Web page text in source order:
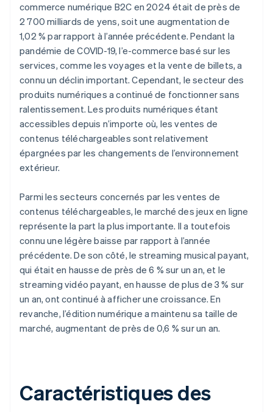
commerce numérique B2C en 2024 était de près de
2 700 milliards de yens, soit une augmentation de
1,02 % par rapport à l’année précédente. Pendant la
pandémie de COVID-19, l’e-commerce basé sur les
services, comme les voyages et la vente de billets, a
connu un déclin important. Cependant, le secteur des
produits numériques a continué de fonctionner sans
ralentissement. Les produits numériques étant
accessibles depuis n’importe où, les ventes de
contenus téléchargeables sont relativement
épargnées par les changements de l’environnement
extérieur.
Parmi les secteurs concernés par les ventes de
contenus téléchargeables, le marché des jeux en ligne
représente la part la plus importante. Il a toutefois
connu une légère baisse par rapport à l’année
précédente. De son côté, le streaming musical payant,
qui était en hausse de près de 6 % sur un an, et le
streaming vidéo payant, en hausse de plus de 3 % sur
un an, ont continué à afficher une croissance. En
revanche, l’édition numérique a maintenu sa taille de
marché, augmentant de près de 0,6 % sur un an.
Caractéristiques des